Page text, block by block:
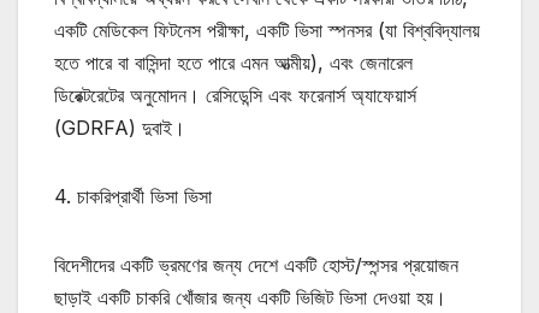
একটি মেডিকেল ফিটনেস পরীক্ষা, একটি ভিসা স্পনসর (যা বিশ্ববিদ্যালয়
হতে পারে বা বাসিন্দা হতে পারে এমন আত্মীয়), এবং জেনারেল
ডিরেক্টরেটের অনুমোদন। রেসিডেন্সি এবং ফরেনার্স অ্যাফেয়ার্স
(GDRFA) দুবাই।
4. চাকরিপ্রার্থী ভিসা ভিসা
বিদেশীদের একটি ভ্রমণের জন্য দেশে একটি হোস্ট/স্পন্সর প্রয়োজন
ছাড়াই একটি চাকরি খোঁজার জন্য একটি ভিজিট ভিসা দেওয়া হয়।